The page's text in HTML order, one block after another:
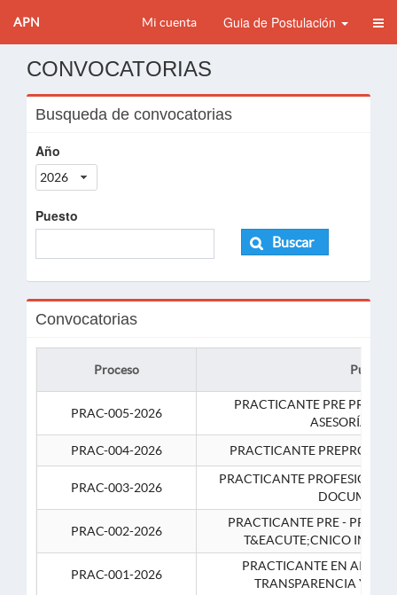
APN Mi cuenta Guia de Postulación
CONVOCATORIAS
Busqueda de convocatorias
Año
2026
Puesto
Buscar
Convocatorias
Proceso Puesto
PRAC-005-2026
PRACTICANTE PRE
ASESORÍA
PRAC-004-2026
PRACTICANTE
PRAC-003-2026
PRACTICANTE
PRAC-002-2026
PRACTICANTE PRE -
T&EACUTE;CNICO
PRAC-001-2026
PRACTICANTE EN APOYO
TRANSPARENCIA Y